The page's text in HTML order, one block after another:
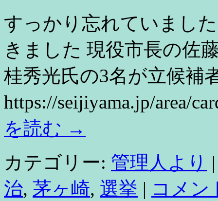
すっかり忘れていまし
きました 現役市長の佐
桂秀光氏の3名が立候補
https://seijiyama.jp/area/
を読む →
カテゴリー: 管理人より |
治, 茅ヶ崎, 選挙 | コメン